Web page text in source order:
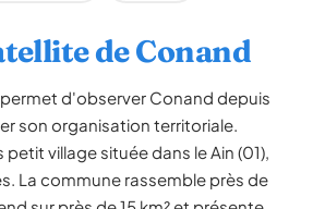
de Conand
d'observer Conand depuis
son organisation territoriale.
village située dans le Ain (01),
La commune rassemble près de